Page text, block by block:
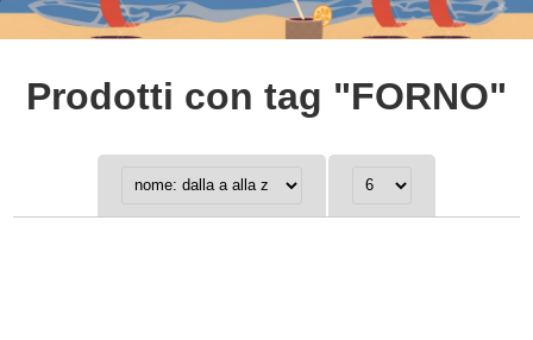
Prodotti con tag "FORNO"